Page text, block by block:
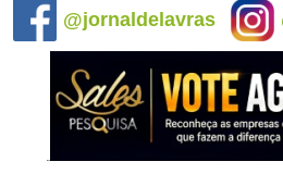
@jornaldelavras